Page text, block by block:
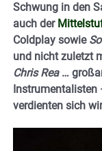
Schwung in den
auch der
Coldplay sowie
und nicht zuletzt
Chris Rea…
Instrumentalisten
verdienten sich